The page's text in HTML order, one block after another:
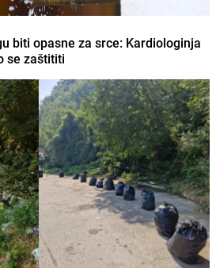
biti opasne za srce: Kardiologinja
se zaštititi